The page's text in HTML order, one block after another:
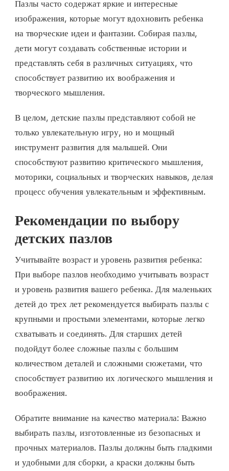
Пазлы часто содержат яркие и интересные
изображения, которые могут вдохновить ребенка
на творческие идеи и фантазии. Собирая пазлы,
дети могут создавать собственные истории и
представлять себя в различных ситуациях, что
способствует развитию их воображения и
творческого мышления.
В целом, детские пазлы представляют собой не
только увлекательную игру, но и мощный
инструмент развития для малышей. Они
способствуют развитию критического мышления,
моторики, социальных и творческих навыков, делая
процесс обучения увлекательным и эффективным.
Рекомендации по выбору
детских пазлов
Учитывайте возраст и уровень развития ребенка:
При выборе пазлов необходимо учитывать возраст
и уровень развития вашего ребенка. Для маленьких
детей до трех лет рекомендуется выбирать пазлы с
крупными и простыми элементами, которые легко
схватывать и соединять. Для старших детей
подойдут более сложные пазлы с большим
количеством деталей и сложными сюжетами, что
способствует развитию их логического мышления и
воображения.
Обратите внимание на качество материала: Важно
выбирать пазлы, изготовленные из безопасных и
прочных материалов. Пазлы должны быть гладкими
и удобными для сборки, а краски должны быть